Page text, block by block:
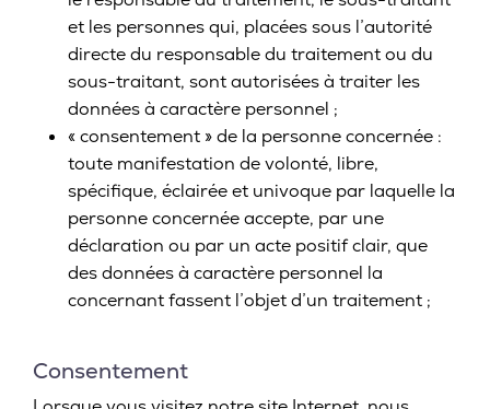
et les personnes qui, placées sous l’autorité
directe du responsable du traitement ou du
sous-traitant, sont autorisées à traiter les
données à caractère personnel ;
« consentement » de la personne concernée :
toute manifestation de volonté, libre,
spécifique, éclairée et univoque par laquelle la
personne concernée accepte, par une
déclaration ou par un acte positif clair, que
des données à caractère personnel la
concernant fassent l’objet d’un traitement ;
Consentement